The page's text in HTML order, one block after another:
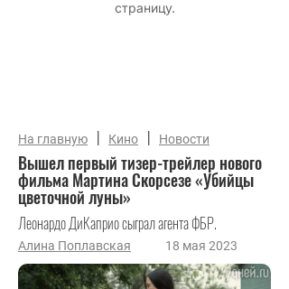
На главную | Кино | Новости
Вышел первый тизер-трейлер нового
фильма Мартина Скорсезе «Убийцы
цветочной луны»
Леонардо ДиКаприо сыграл агента ФБР.
Алина Поплавская 18 мая 2023